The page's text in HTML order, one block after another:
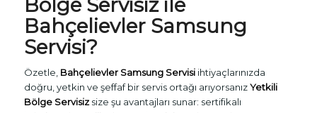
Bölge Servisizile
Bahçelievler Samsung
Servisi?
Özetle, Bahçelievler Samsung Servisiihtiyaçlarınızda
doğru, yetkin ve şeffaf bir servis ortağı arıyorsanızYetkili
Bölge Servisizsize şu avantajları sunar: sertifikalı